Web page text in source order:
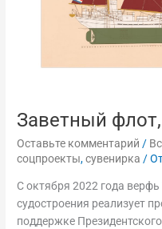
Заветный
Оставьте комментарий /
соцпроекты,сувенирка /
С октября 2022 года
судостроения реализует
поддержке